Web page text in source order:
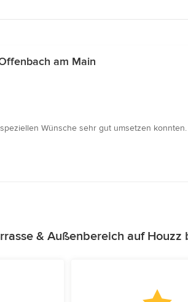
am Main
Wünsche sehr gut umsetzen
& Außenbereich auf Houzz